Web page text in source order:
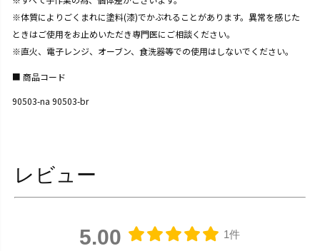
※体質によりごくまれに塗料(漆)でかぶれることがあります。異常を感じた
ときはご使用をお止めいただき専門医にご相談ください。
※直火、電子レンジ、オーブン、食洗器等での使用はしないでください。
商品コード
90503-na 90503-br
レビュー
5.00 1件